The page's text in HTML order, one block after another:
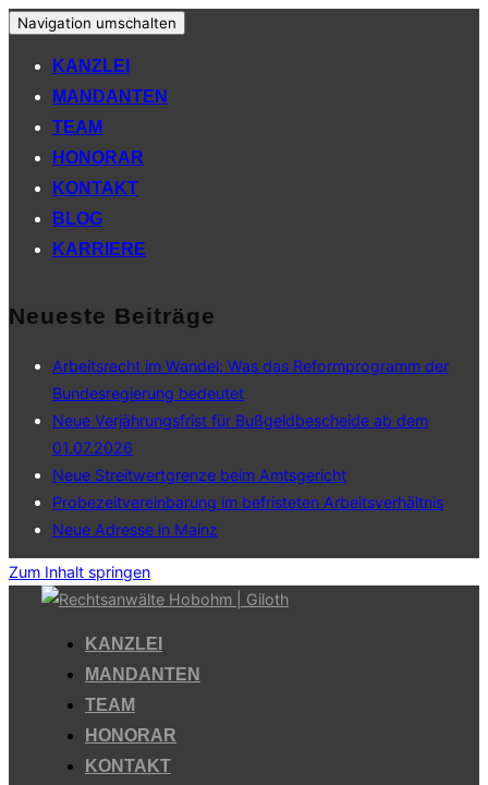
Navigation umschalten
KANZLEI
MANDANTEN
TEAM
HONORAR
KONTAKT
BLOG
KARRIERE
Neueste Beiträge
Arbeitsrecht im Wandel: Was das Reformprogramm der
Bundesregierung bedeutet
Neue Verjährungsfrist für Bußgeldbescheide ab dem
01.07.2026
Neue Streitwertgrenze beim Amtsgericht
Probezeitvereinbarung im befristeten Arbeitsverhältnis
Neue Adresse in Mainz
Zum Inhalt springen
KANZLEI
MANDANTEN
TEAM
HONORAR
KONTAKT